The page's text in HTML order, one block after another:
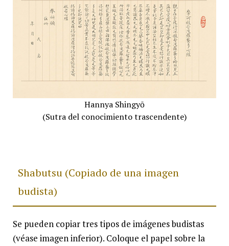
Hannya Shingyō
(Sutra del conocimiento trascendente)
Shabutsu (Copiado de una imagen
budista)
Se pueden copiar tres tipos de imágenes budistas
(véase imagen inferior). Coloque el papel sobre la